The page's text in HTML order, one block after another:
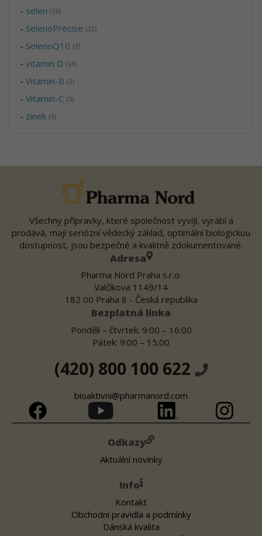
- selen (16)
- SelenoPrecise (21)
- SelenoQ10 (2)
-vitamin D (16)
-Vitamin-B (1)
-Vitamin-C (3)
- zinek (5)
Všechny přípravky, které společnost vyvíjí, vyrábí a
prodává, mají seriózní vědecký základ, optimální biologickou
dostupnost, jsou bezpečné a kvalitně zdokumentované.
Adresa
Pharma Nord Praha s.r.o.
Valčíkova 1149/14
182 00 Praha 8 - Česká republika
Bezplatná linka
Pondělí – čtvrtek: 9:00 – 16:00
Pátek: 9:00 – 15:00
(420) 800 100 622
bioaktivni@pharmanord.com
Odkazy
Aktuální novinky
Info
Kontakt
Obchodní pravidla a podmínky
Dánská kvalita